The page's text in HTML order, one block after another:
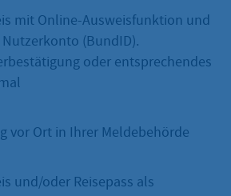
mit Online-Ausweisfunktion und
(BundID).
oder entsprechendes
vor Ort in Ihrer Meldebehörde
und/oder Reisepass als